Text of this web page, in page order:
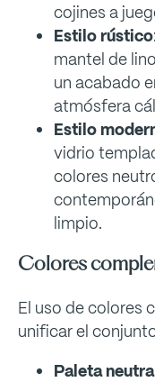
cojines a
Estilo rústico
mantel de
un acabado
atmósfera
Estilo
vidrio
colores
limpio.
Colores
El uso de colores
unificar el
Paleta neutra